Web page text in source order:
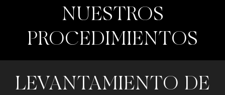
NUESTROS
PROCEDIMIENTOS
LEVANTAMIENTO DE